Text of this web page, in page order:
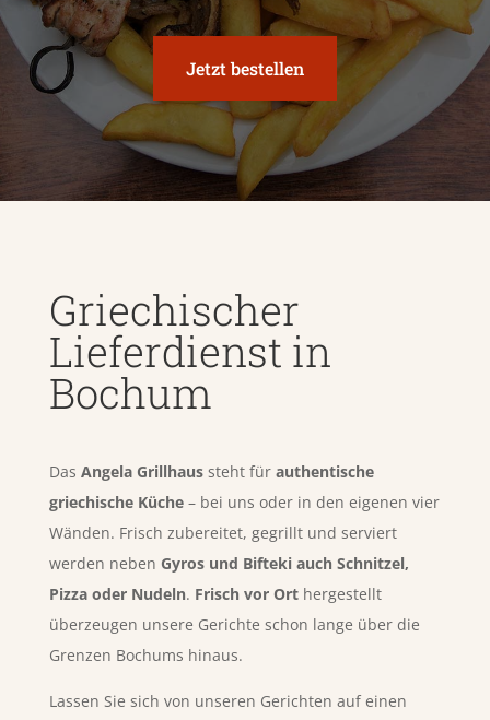
Jetzt bestellen
Griechischer
Lieferdienst in
Bochum
Das Angela Grillhaussteht für authentische
griechische Küche– bei uns oder in den eigenen vier
Wänden. Frisch zubereitet, gegrillt und serviert
werden neben Gyros und Bifteki auch Schnitzel,
Pizza oder Nudeln. Frisch vor Orthergestellt
überzeugen unsere Gerichte schon lange über die
Grenzen Bochums hinaus.
Lassen Sie sich von unseren Gerichten auf einen